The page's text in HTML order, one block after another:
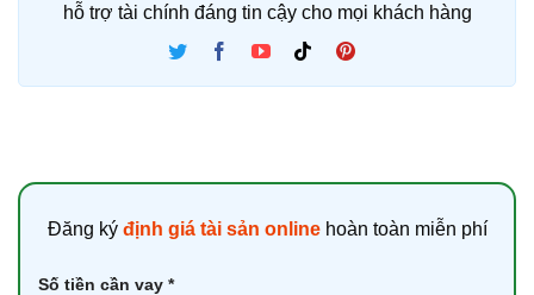
hỗ trợ tài chính đáng tin cậy cho mọi khách hàng
Đăng ký định giá tài sản onlinehoàn toàn miễn phí
Số tiền cần vay *